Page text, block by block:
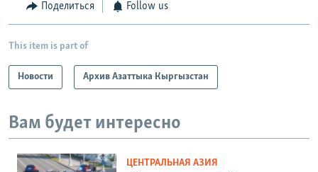
Поделиться Follow us
This item is part of
Новости Архив Азаттыка Кыргызстан
Вам будет интересно
ЦЕНТРАЛЬНАЯ АЗИЯ